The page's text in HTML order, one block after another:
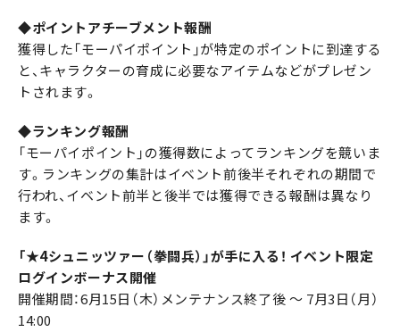
◆ポイントアチーブメント報酬
獲得した「モーパイポイント」が特定のポイントに到達する
と、キャラクターの育成に必要なアイテムなどがプレゼン
トされます。
◆ランキング報酬
「モーパイポイント」の獲得数によってランキングを競いま
す。ランキングの集計はイベント前後半それぞれの期間で
行われ、イベント前半と後半では獲得できる報酬は異なり
ます。
「★4シュニッツァー（拳闘兵）」が手に入る！ イベント限定
ログインボーナス開催
開催期間：6月15日（木）メンテナンス終了後 ～ 7月3日（月）
14:00